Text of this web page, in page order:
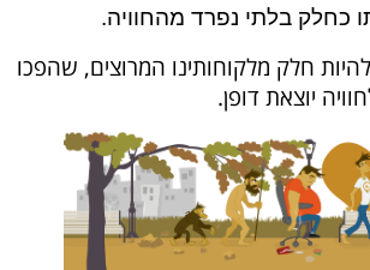
כחלק בלתי נפרד מהחוויה.
חלק מלקוחותינו המרוצים, שהפכו
יוצאת דופן.